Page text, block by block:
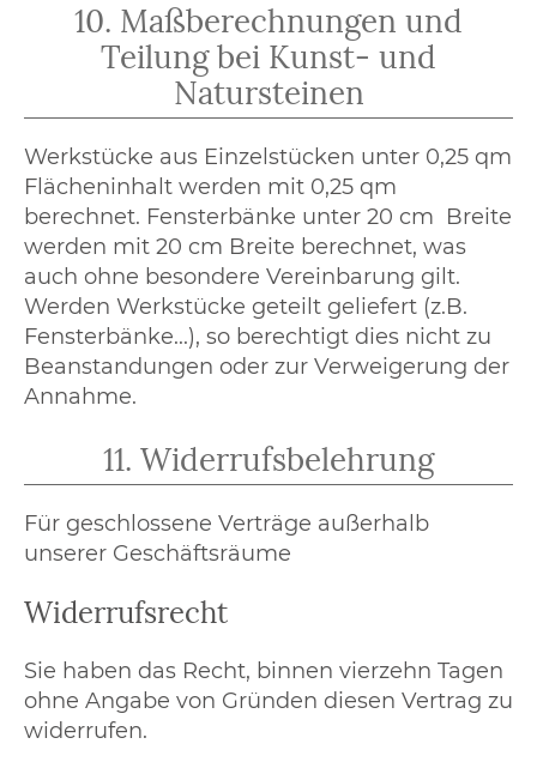
10. Maßberechnungen und
Teilung bei Kunst- und
Natursteinen
Werkstücke aus Einzelstücken unter 0,25 qm
Flächeninhalt werden mit 0,25 qm
berechnet. Fensterbänke unter 20 cm Breite
werden mit 20 cm Breite berechnet, was
auch ohne besondere Vereinbarung gilt.
Werden Werkstücke geteilt geliefert (z.B.
Fensterbänke...), so berechtigt dies nicht zu
Beanstandungen oder zur Verweigerung der
Annahme.
11. Widerrufsbelehrung
Für geschlossene Verträge außerhalb
unserer Geschäftsräume
Widerrufsrecht
Sie haben das Recht, binnen vierzehn Tagen
ohne Angabe von Gründen diesen Vertrag zu
widerrufen.